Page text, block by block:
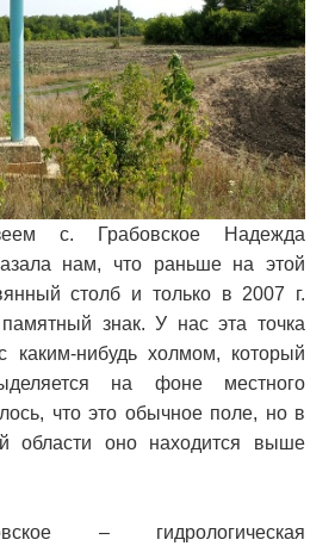
с. Грабовское Надежда
нам, что раньше на этой
столб и только в 2007 г.
знак. У нас эта точка
каким-нибудь холмом, который
на фоне местного
что это обычное поле, но в
области оно находится выше
–
гидрологическая